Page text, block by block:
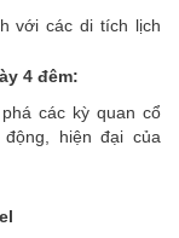
với các di tích lịch
4 đêm:
các kỳ quan cổ
hiện đại của